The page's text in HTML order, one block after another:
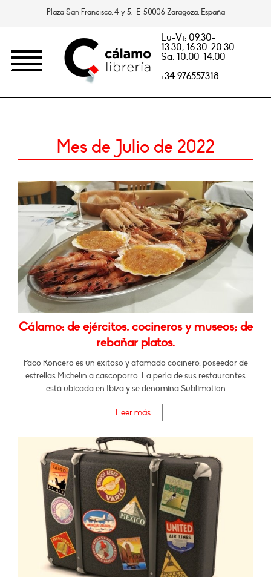
Plaza San Francisco, 4 y 5. E-50006 Zaragoza, España
Lu-Vi: 09.30-
13.30, 16.30-20.30
Sa: 10.00-14.00
+34 976557318
Mes de Julio de 2022
Cálamo: de ejércitos, cocineros y museos; de
rebañar platos.
Paco Roncero es un exitoso y afamado cocinero, poseedor de
estrellas Michelin a cascoporro. La perla de sus restaurantes
está ubicada en Ibiza y se denomina Sublimotion
Leer más...